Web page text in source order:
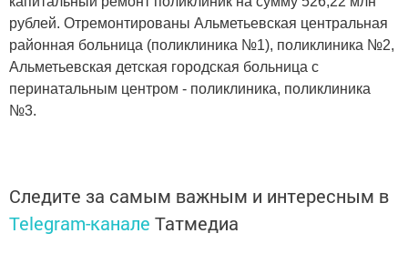
рублей. Отремонтированы Альметьевская центральная
районная больница (поликлиника №1), поликлиника №2,
Альметьевская детская городская больница с
перинатальным центром - поликлиника, поликлиника
№3.
Следите за самым важным и интересным в
Telegram-канале Татмедиа